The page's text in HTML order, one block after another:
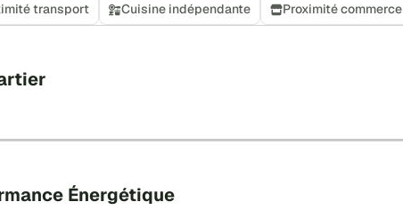
transport Cuisine indépendante Proximité commerce
Énergétique